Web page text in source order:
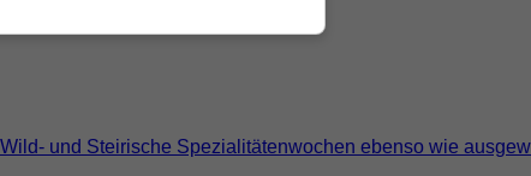
und Steirische Spezialitätenwochen ebenso wie